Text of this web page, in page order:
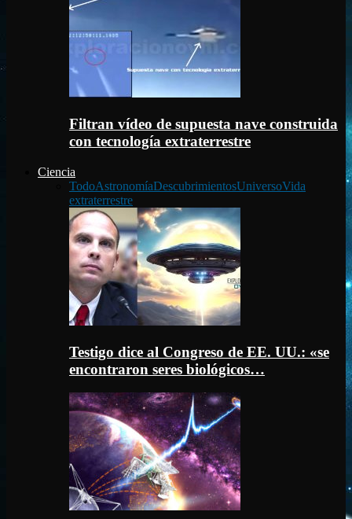
Filtran vídeo de supuesta nave construida
con tecnología extraterrestre
Ciencia
TodoAstronomíaDescubrimientosUniversoVida
extraterrestre
Testigo dice al Congreso de EE. UU.: «se
encontraron seres biológicos…